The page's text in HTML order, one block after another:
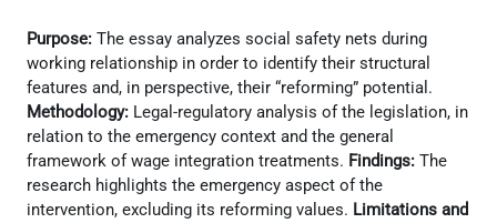
Purpose: The essay analyzes social safety nets during
working relationship in order to identify their structural
features and, in perspective, their “reforming” potential.
Methodology: Legal-regulatory analysis of the legislation, in
relation to the emergency context and the general
framework of wage integration treatments. Findings: The
research highlights the emergency aspect of the
intervention, excluding its reforming values. Limitations and